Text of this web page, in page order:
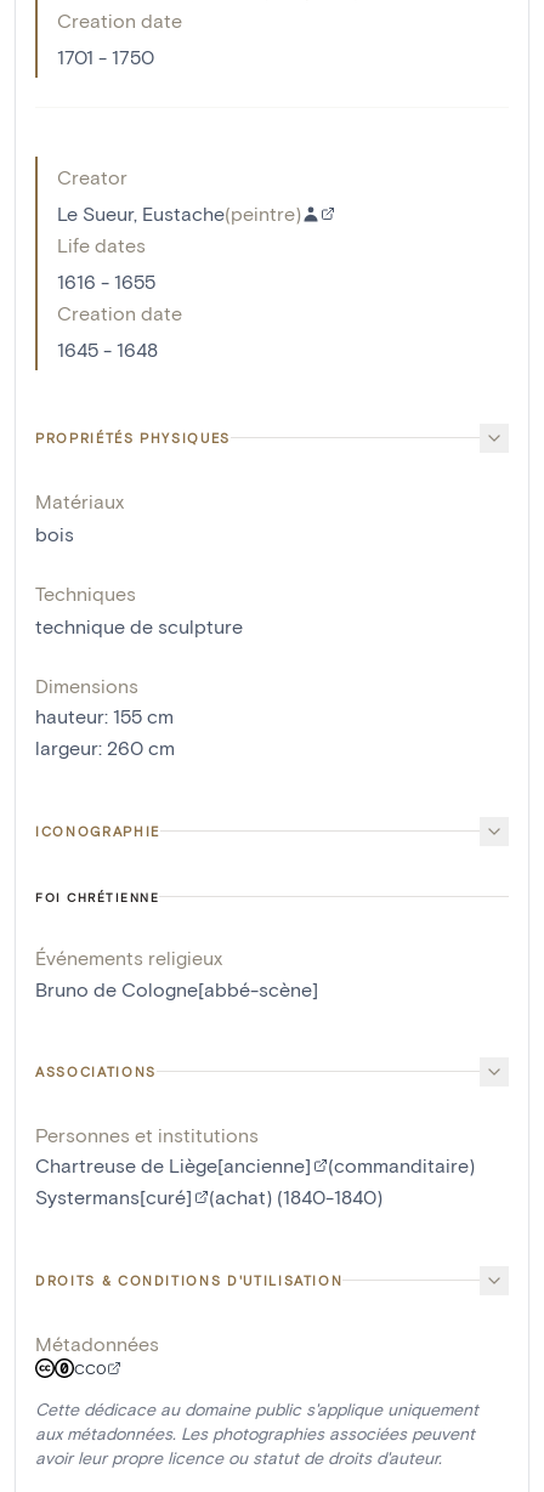
Creation date
1701 - 1750
Creator
Le Sueur, Eustache(peintre)
Life dates
1616 - 1655
Creation date
1645 - 1648
PROPRIÉTÉS PHYSIQUES
Matériaux
bois
Techniques
technique de sculpture
Dimensions
hauteur: 155 cm
largeur: 260 cm
ICONOGRAPHIE
FOI CHRÉTIENNE
Événements religieux
Bruno de Cologne[abbé-scène]
ASSOCIATIONS
Personnes et institutions
Chartreuse de Liège[ancienne]
(commanditaire)
Systermans[curé]
(achat) (1840-1840)
DROITS & CONDITIONS D'UTILISATION
Métadonnées
CC0
Cette dédicace au domaine public s'applique uniquement
aux métadonnées. Les photographies associées peuvent
avoir leur propre licence ou statut de droits d'auteur.